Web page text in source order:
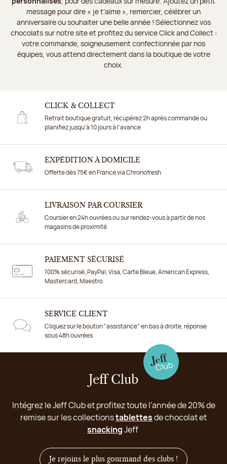
message pour dire « je t’aime », remercier, célébrer un
anniversaire ou souhaiter une belle année ! Sélectionnez vos
chocolats sur notre site et profitez du service Click and Collect :
votre commande, soigneusement confectionnée par nos
équipes, vous attend directement dans la boutique de votre
choix.
CLICK & COLLECT
Retrait boutique gratuit, récupérez 2h après commande ou
planifiez jusqu'à 10 jours à l'avance
EXPÉDITION À DOMICILE
Offerte dès 75€ en France via Chronofresh
LIVRAISON PAR COURSIER
Coursier en 24h ouvrées ou sur rendez-vous à partir de nos
magasins de proximité
PAIEMENT SÉCURISÉ
100% sécurisé, PayPal, Visa, Carte Bleue, American Express,
Mastercard, Maestro
SERVICE CLIENT
Cliquez sur le bouton "assistance" en bas à droite, réponse
sous 48h ouvrées
Jeff Club
Intégrez le Jeff Club et profitez toute l'année de 20% de
remise sur les collectionstablettesde chocolat et
snackingJeff
Je rejoins le plus gourmand des clubs !